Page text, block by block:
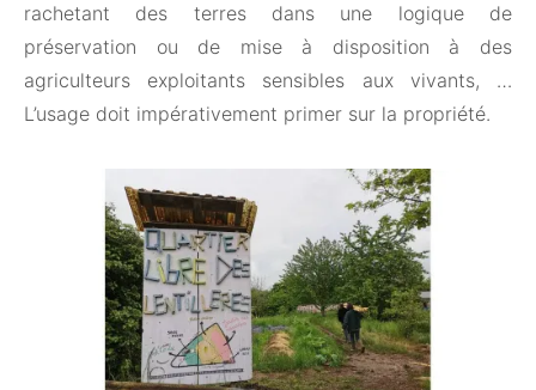
rachetant des terres dans une logique de
préservation ou de mise à disposition à des
agriculteurs exploitants sensibles aux vivants, …
L’usage doit impérativement primer sur la propriété.